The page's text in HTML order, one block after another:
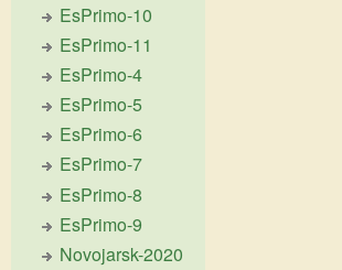
EsPrimo-10
EsPrimo-11
EsPrimo-4
EsPrimo-5
EsPrimo-6
EsPrimo-7
EsPrimo-8
EsPrimo-9
Novojarsk-2020